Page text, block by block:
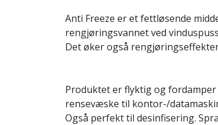
Anti Freeze er et fettløsende
rengjøringsvannet ved
Det øker også
Produktet er flyktig og
rensevæske til kontor-/
Også perfekt til desinfisering.